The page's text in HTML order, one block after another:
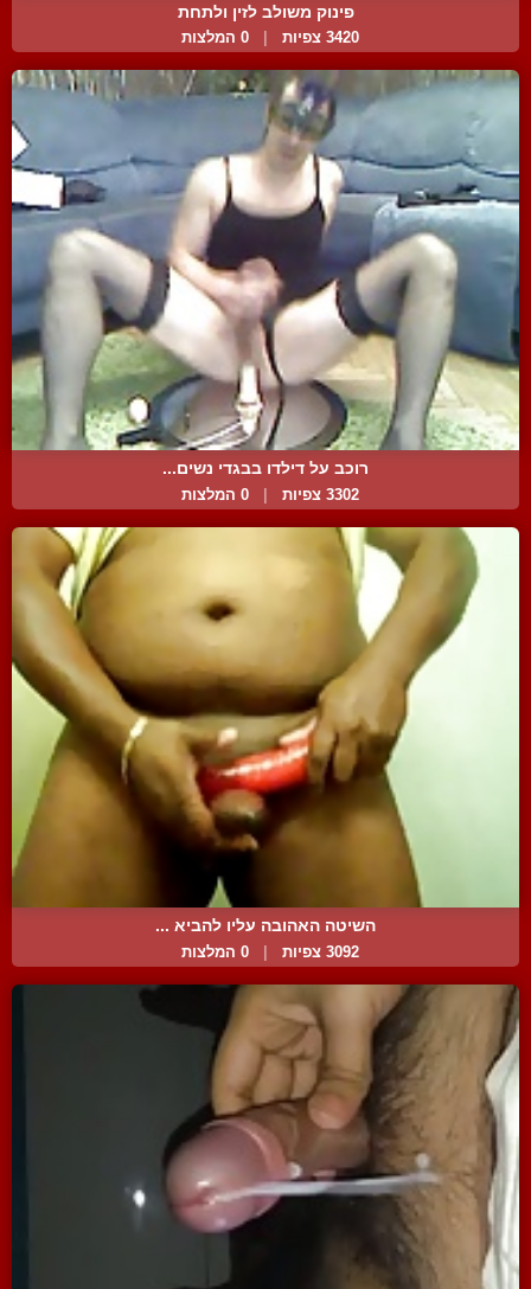
פינוק משולב לזין ולתחת
3420 צפיות 0 המלצות
רוכב על דילדו בבגדי נשים...
3302 צפיות 0 המלצות
השיטה האהובה עליו להביא ...
3092 צפיות | 0 המלצות